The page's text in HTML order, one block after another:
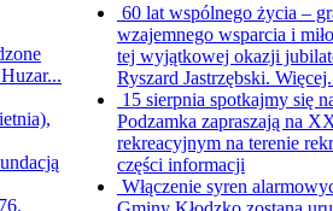
60 lat wspólnego życia –
wzajemnego wsparcia i
tej wyjątkowej okazji
Ryszard Jastrzębski.
15 sierpnia spotkajmy się
Podzamka zapraszają na
rekreacyjnym na terenie
części informacji
Włączenie syren